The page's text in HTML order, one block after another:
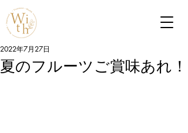
夏のフルーツご賞味あれ！
2022年7月27日